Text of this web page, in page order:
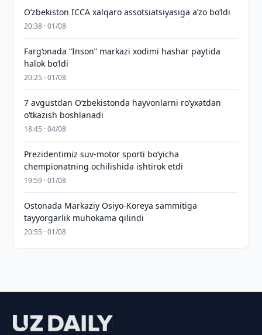
O‘zbekiston ICCA xalqaro assotsiatsiyasiga aʼzo bo‘ldi
20:38 · 01/08
Farg‘onada “Inson” markazi xodimi hashar paytida
halok bo‘ldi
20:25 · 01/08
7 avgustdan O‘zbekistonda hayvonlarni ro‘yxatdan
o‘tkazish boshlanadi
18:45 · 04/08
Prezidentimiz suv-motor sporti bo‘yicha
chempionatning ochilishida ishtirok etdi
19:59 · 01/08
Ostonada Markaziy Osiyo-Koreya sammitiga
tayyorgarlik muhokama qilindi
20:55 · 01/08